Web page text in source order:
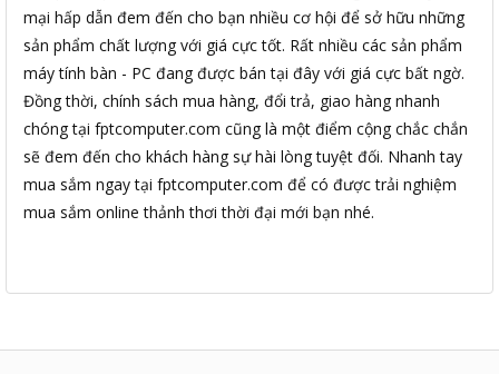
mại hấp dẫn đem đến cho bạn nhiều cơ hội để sở hữu những
sản phẩm chất lượng với giá cực tốt. Rất nhiều các sản phẩm
máy tính bàn - PC đang được bán tại đây với giá cực bất ngờ.
Đồng thời, chính sách mua hàng, đổi trả, giao hàng nhanh
chóng tại fptcomputer.com cũng là một điểm cộng chắc chắn
sẽ đem đến cho khách hàng sự hài lòng tuyệt đối. Nhanh tay
mua sắm ngay tại fptcomputer.com để có được trải nghiệm
mua sắm online thảnh thơi thời đại mới bạn nhé.